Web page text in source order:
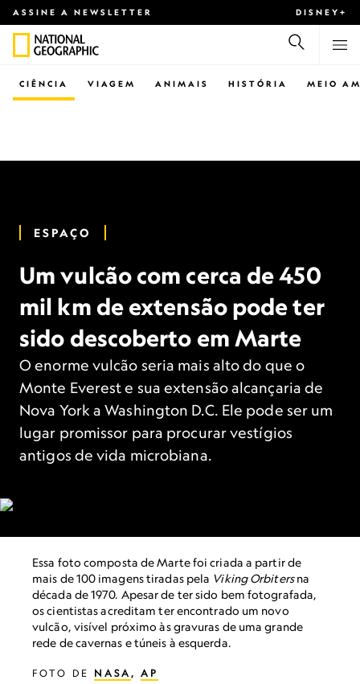
ASSINE A NEWSLETTER DISNEY+
CIÊNCIA VIAGEM ANIMAIS HISTÓRIA MEIO
ESPAÇO
Um vulcão com cerca de 450
mil km de extensão pode ter
sido descoberto em Marte
O enorme vulcão seria mais alto do que o
Monte Everest e sua extensão alcançaria de
Nova York a Washington D.C. Ele pode ser um
lugar promissor para procurar vestígios
antigos de vida microbiana.
Essa foto composta de Marte foi criada a partir de
mais de 100 imagens tiradas pela Viking Orbitersna
década de 1970. Apesar de ter sido bem fotografada,
os cientistas acreditam ter encontrado um novo
vulcão, visível próximo às gravuras de uma grande
rede de cavernas e túneis à esquerda.
FOTO DE NASA , AP